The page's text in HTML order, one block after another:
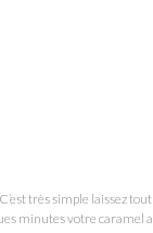
très simple laissez tout
minutes votre caramel a